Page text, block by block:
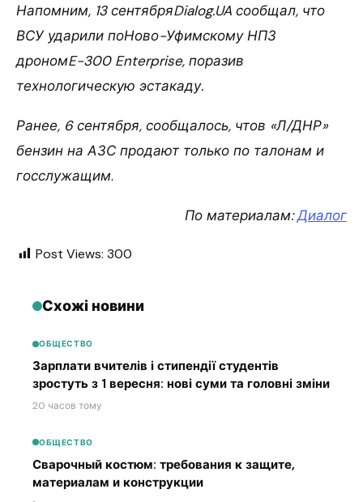
Напомним, 13 сентябряDialog.UA сообщал, что
ВСУ ударили поНово-Уфимскому НПЗ
дрономE-300 Enterprise, поразив
технологическую эстакаду.
Ранее, 6 сентября, сообщалось, чтов «Л/ДНР»
бензин на АЗС продают только по талонам и
госслужащим.
По материалам:Диалог
Post Views: 300
Схожі новини
ОБЩЕСТВО
Зарплати вчителів і стипендії студентів
зростуть з 1 вересня: нові суми та головні зміни
20 часов тому
ОБЩЕСТВО
Сварочный костюм: требования к защите,
материалам и конструкции